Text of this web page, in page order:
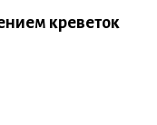
креветок